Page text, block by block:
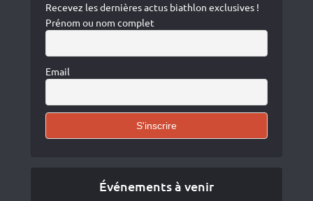
Recevez les dernières actus biathlon exclusives !
Prénom ou nom complet
Email
Événements à venir